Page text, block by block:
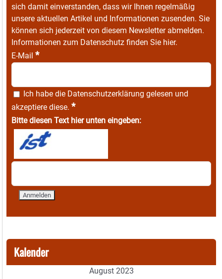
sich damit einverstanden, dass wir Ihnen regelmäßig
unsere aktuellen Artikel und Informationen zusenden. Sie
können sich jederzeit von diesem Newsletter abmelden.
Informationen zum Datenschutz finden Sie hier.
E-Mail *
Ich habe die Datenschutzerklärung gelesen und
akzeptiere diese. *
Bitte diesen Text hier unten eingeben:
Kalender
August 2023